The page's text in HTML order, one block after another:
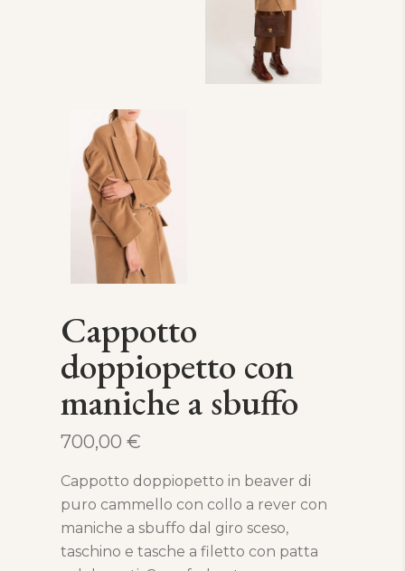
Cappotto
doppiopetto con
maniche a sbuffo
700,00 €
Cappotto doppiopetto in beaver di
puro cammello con collo a rever con
maniche a sbuffo dal giro sceso,
taschino e tasche a filetto con patta